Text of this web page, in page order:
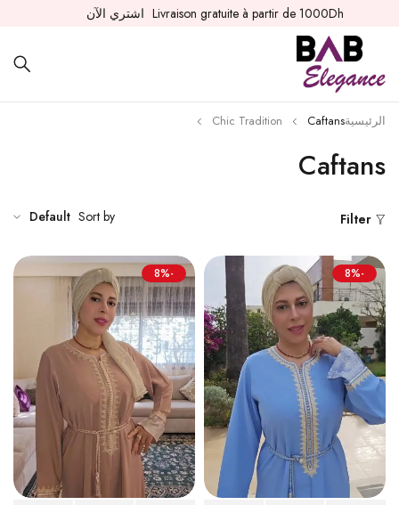
Livraison gratuite à partir de 1000Dh اشتري الآن
Caftans
الرئيسية Chic Tradition Caftans
Filter
Sort by
Default
-8%
-8%